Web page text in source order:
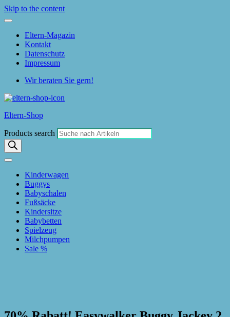
Skip to the content
Eltern-Magazin
Kontakt
Datenschutz
Impressum
Wir beraten Sie gern!
Eltern-Shop
Products search
Kinderwagen
Buggys
Babyschalen
Fußsäcke
Kindersitze
Babybetten
Spielzeug
Milchpumpen
Sale %